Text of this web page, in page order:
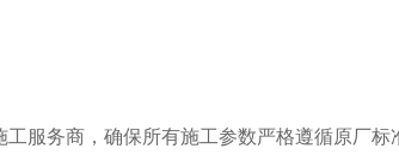
服务商，确保所有施工参数严格遵循原厂标